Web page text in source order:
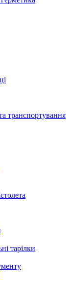
транспортування
тарілки